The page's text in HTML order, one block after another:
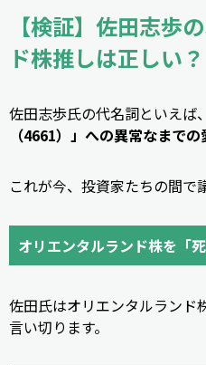
【検証】佐田志歩
ド株推しは正しい？
佐田志歩氏の代名詞といえば、
（4661）」への異常なまでの
これが今、投資家たちの間で
オリエンタルランド株を「
佐田氏はオリエンタルランド
言い切ります。